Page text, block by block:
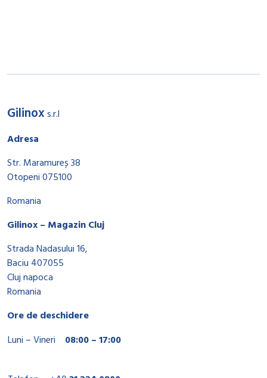
Gilinoxs.r.l
Adresa
Str. Maramureș 38
Otopeni 075100
Romania
Gilinox – Magazin Cluj
Strada Nadasului 16,
Baciu 407055
Cluj napoca
Romania
Ore de deschidere
Luni – Vineri
08:00 – 17:00